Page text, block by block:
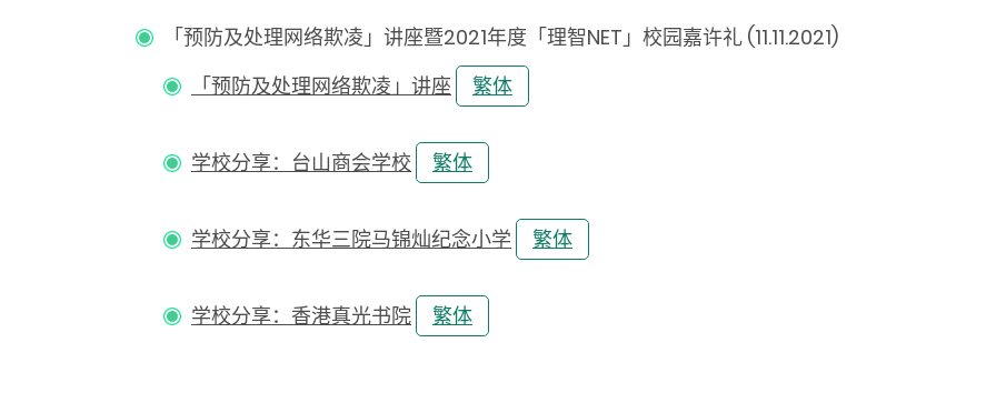
「预防及处理网络欺凌」讲座暨2021年度「理智NET」校园嘉许礼 (11.11.2021)
「预防及处理网络欺凌」讲座
繁体
学校分享：台山商会学校 繁体
学校分享：东华三院马锦灿纪念小学 繁体
学校分享：香港真光书院 繁体